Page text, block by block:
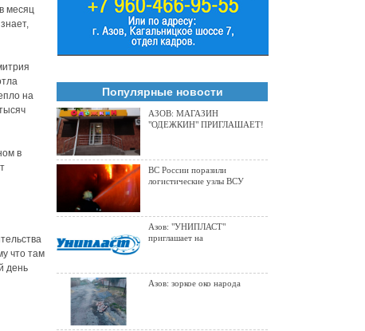
месяц
на
в
что там
день
Популярные новости
АЗОВ: МАГАЗИН
"ОДЕЖКИН" ПРИГЛАШАЕТ!
ВС России поразили
логистические узлы ВСУ
Азов: "УНИПЛАСТ"
приглашает на
Азов: зоркое око народа